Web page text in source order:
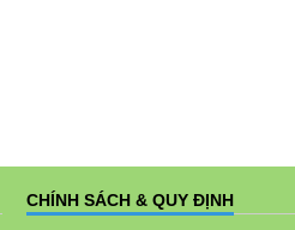
CHÍNH SÁCH & QUY ĐỊNH